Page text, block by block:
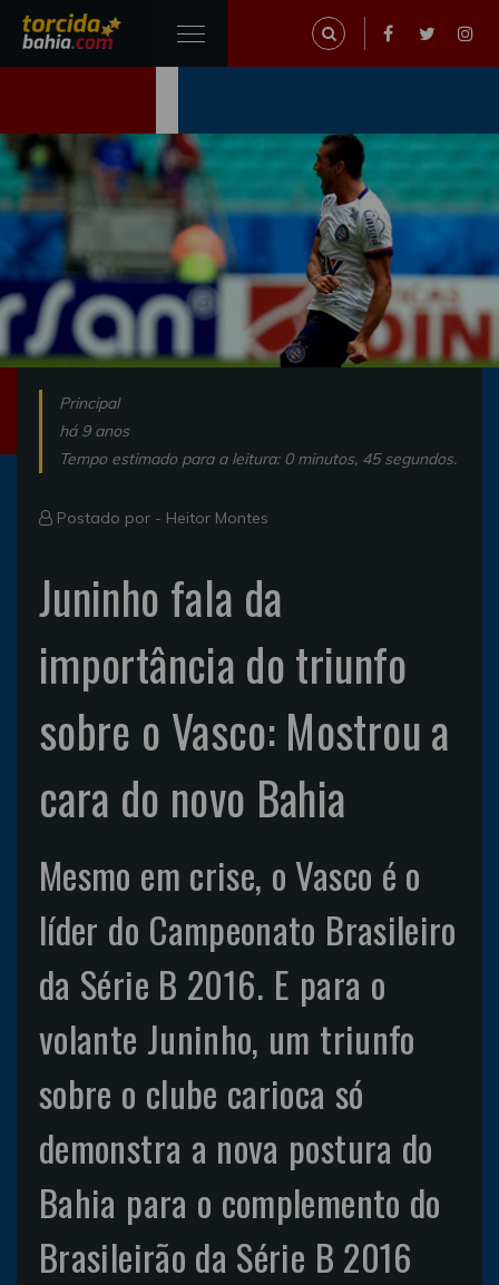
Principal
há 9 anos
Tempo estimado para a leitura: 0 minutos, 45 segundos.
Postado por - Heitor Montes
Juninho fala da
importância do triunfo
sobre o Vasco: Mostrou a
cara do novo Bahia
Mesmo em crise, o Vasco é o
líder do Campeonato Brasileiro
da Série B 2016. E para o
volante Juninho, um triunfo
sobre o clube carioca só
demonstra a nova postura do
Bahia para o complemento do
Brasileirão da Série B 2016